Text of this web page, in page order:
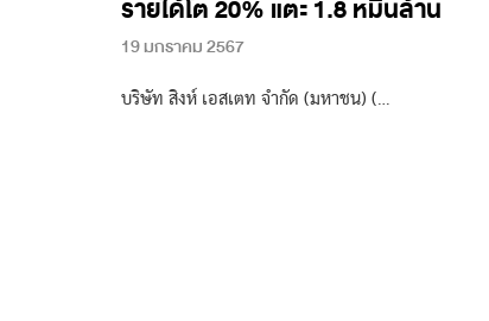
รายได้โต 20% แตะ 1.8 หมื่นล้าน
19 มกราคม 2567
บริษัท สิงห์ เอสเตท จำกัด (มหาชน) (…